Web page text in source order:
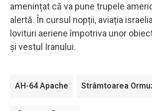
amenințat că va pune trupele
alertă. În cursul nopții, aviația
lovituri aeriene împotriva unor
și vestul Iranului.
AH-64 Apache Strâmtoarea